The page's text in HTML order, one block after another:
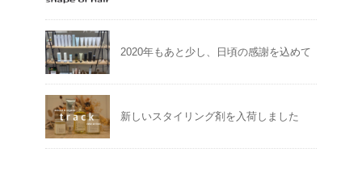
2020年もあと少し、日頃の感謝を込めて
新しいスタイリング剤を入荷しました